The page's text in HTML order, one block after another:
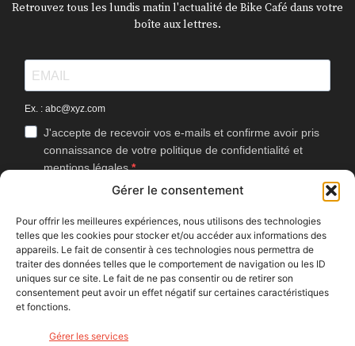
Gérer le consentement
Pour offrir les meilleures expériences, nous utilisons des technologies
telles que les cookies pour stocker et/ou accéder aux informations des
appareils. Le fait de consentir à ces technologies nous permettra de
traiter des données telles que le comportement de navigation ou les ID
uniques sur ce site. Le fait de ne pas consentir ou de retirer son
consentement peut avoir un effet négatif sur certaines caractéristiques
et fonctions.
Gérer les services
Retrouvez tous les lundis matin l'actualité de Bike Café dans votre
boîte aux lettres.
Ex. : abc@xyz.com
J'accepte de recevoir vos e-mails et confirme avoir pris
connaissance de votre politique de confidentialité et
mentions légales.
Vous pouvez vous désinscrire à tout moment en cliquant sur le lien
J'accepte que Bike Café mesure l'ouverture des
newsletters afin d'améliorer les contenus proposés.
S'INSCRIRE